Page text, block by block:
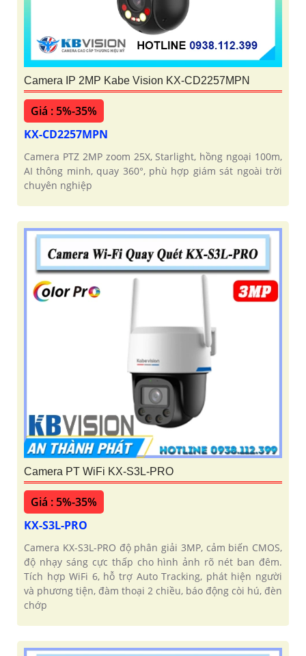
Camera IP 2MP Kabe Vision KX-CD2257MPN
Giá : 5%-35%
KX-CD2257MPN
Camera PTZ 2MP zoom 25X, Starlight, hồng ngoại 100m,
AI thông minh, quay 360°, phù hợp giám sát ngoài trời
chuyên nghiệp
Camera PT WiFi KX-S3L-PRO
Giá : 5%-35%
KX-S3L-PRO
Camera KX-S3L-PRO độ phân giải 3MP, cảm biến CMOS,
độ nhạy sáng cực thấp cho hình ảnh rõ nét ban đêm.
Tích hợp WiFi 6, hỗ trợ Auto Tracking, phát hiện người
và phương tiện, đàm thoại 2 chiều, báo động còi hú, đèn
chớp